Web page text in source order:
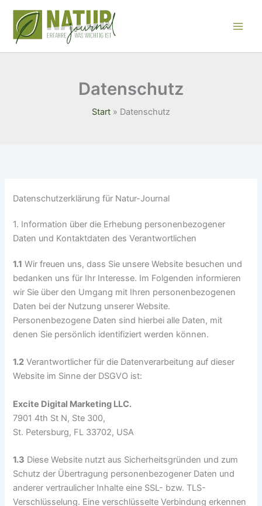
Inhalt
springen
Datenschutz
Start Datenschutz
Datenschutzerklärung für Natur-Journal
1. Information über die Erhebung personenbezogener
Daten und Kontaktdaten des Verantwortlichen
1.1 Wir freuen uns, dass Sie unsere Website besuchen und
bedanken uns für Ihr Interesse. Im Folgenden informieren
wir Sie über den Umgang mit Ihren personenbezogenen
Daten bei der Nutzung unserer Website.
Personenbezogene Daten sind hierbei alle Daten, mit
denen Sie persönlich identifiziert werden können.
1.2 Verantwortlicher für die Datenverarbeitung auf dieser
Website im Sinne der DSGVO ist:
Excite Digital Marketing LLC.
7901 4th St N, Ste 300,
St. Petersburg, FL 33702, USA
1.3 Diese Website nutzt aus Sicherheitsgründen und zum
Schutz der Übertragung personenbezogener Daten und
anderer vertraulicher Inhalte eine SSL- bzw. TLS-
Verschlüsselung. Eine verschlüsselte Verbindung erkennen